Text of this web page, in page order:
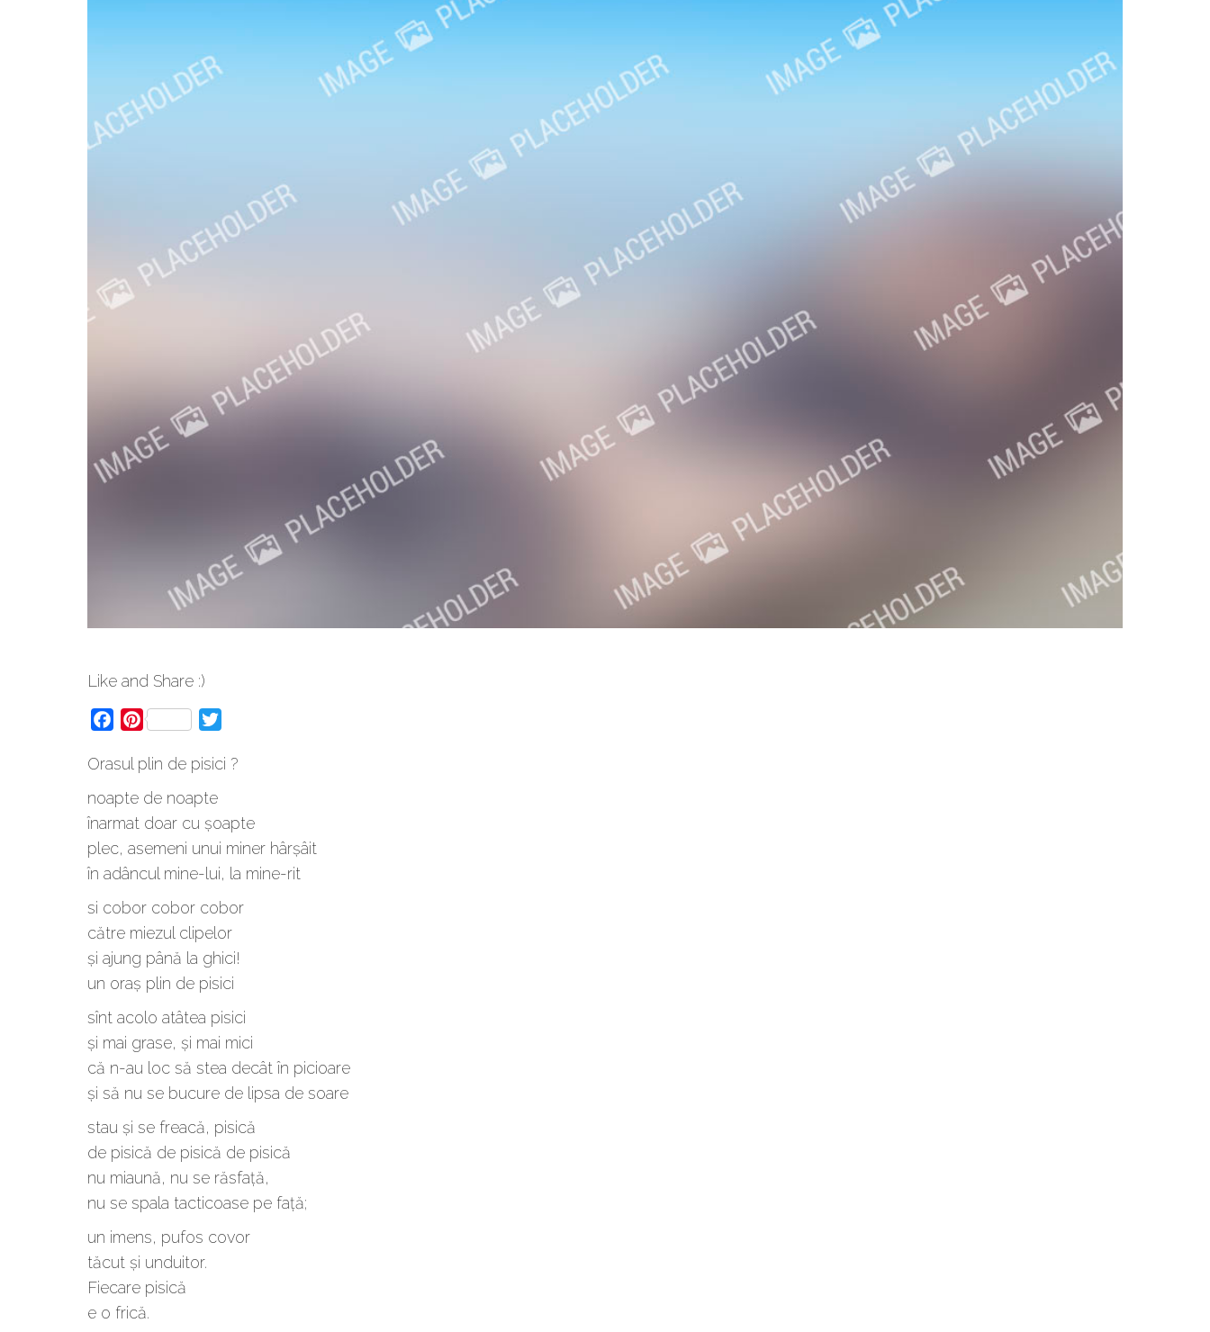
Like and Share :)
FacebookPinterest
Orasul plin de pisici ?
noapte de noapte
înarmat doar cu șoapte
plec, asemeni unui miner hârșâit
în adâncul mine-lui, la mine-rit
si cobor cobor cobor
către miezul clipelor
și ajung până la ghici!
un oraș plin de pisici
sînt acolo atâtea pisici
și mai grase, și mai mici
că n-au loc să stea decât în picioare
și să nu se bucure de lipsa de soare
stau și se freacă, pisică
de pisică de pisică de pisică
nu miaună, nu se răsfață,
nu se spala tacticoase pe față;
un imens, pufos covor
tăcut și unduitor.
Fiecare pisică
e o frică.